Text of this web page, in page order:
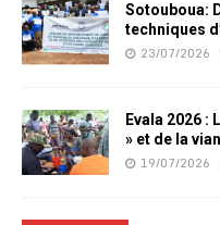
Sotouboua:
techniques
23/07/2026
Evala 2026 :
» et de la
19/07/2026